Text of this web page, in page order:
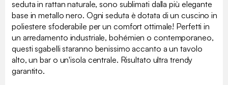
seduta in rattan naturale, sono sublimati dalla più elegante
base in metallo nero. Ogni seduta è dotata di un cuscino in
poliestere sfoderabile per un comfort ottimale! Perfetti in
un arredamento industriale, bohémien o contemporaneo,
questi sgabelli staranno benissimo accanto a un tavolo
alto, un bar o un'isola centrale. Risultato ultra trendy
garantito.